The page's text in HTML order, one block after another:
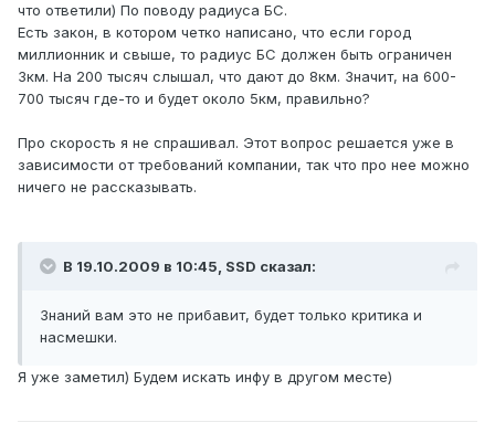
что ответили) По поводу радиуса БС.
Есть закон, в котором четко написано, что если город
миллионник и свыше, то радиус БС должен быть ограничен
3км. На 200 тысяч слышал, что дают до 8км. Значит, на 600-
700 тысяч где-то и будет около 5км, правильно?
Про скорость я не спрашивал. Этот вопрос решается уже в
зависимости от требований компании, так что про нее можно
ничего не рассказывать.
В 19.10.2009 в 10:45, SSD сказал:
Знаний вам это не прибавит, будет только критика и
насмешки.
Я уже заметил) Будем искать инфу в другом месте)